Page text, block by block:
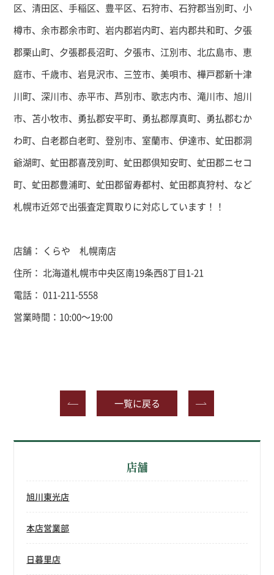
区、清田区、手稲区、豊平区、石狩市、石狩郡当別町、小
樽市、余市郡余市町、岩内郡岩内町、岩内郡共和町、夕張
郡栗山町、夕張郡長沼町、夕張市、江別市、北広島市、恵
庭市、千歳市、岩見沢市、三笠市、美唄市、樺戸郡新十津
川町、深川市、赤平市、芦別市、歌志内市、滝川市、旭川
市、苫小牧市、勇払郡安平町、勇払郡厚真町、勇払郡むか
わ町、白老郡白老町、登別市、室蘭市、伊達市、虻田郡洞
爺湖町、虻田郡喜茂別町、虻田郡倶知安町、虻田郡ニセコ
町、虻田郡豊浦町、虻田郡留寿都村、虻田郡真狩村、など
札幌市近郊で出張査定買取りに対応しています！！
店舗： くらや 札幌南店
住所： 北海道札幌市中央区南19条西8丁目1-21
電話： 011-211-5558
営業時間：10:00～19:00
一覧に戻る
店舗
旭川東光店
本店営業部
日暮里店